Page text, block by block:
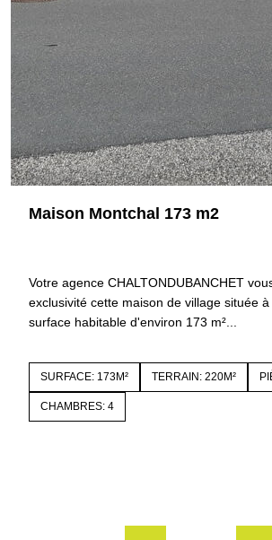
Maison Montchal 173 m2
Votre agence CHALTONDUBANCHET
exclusivité cette maison de village située
surface habitable d'environ 173 m²...
SURFACE: 173M² TERRAIN: 220M²
CHAMBRES: 4